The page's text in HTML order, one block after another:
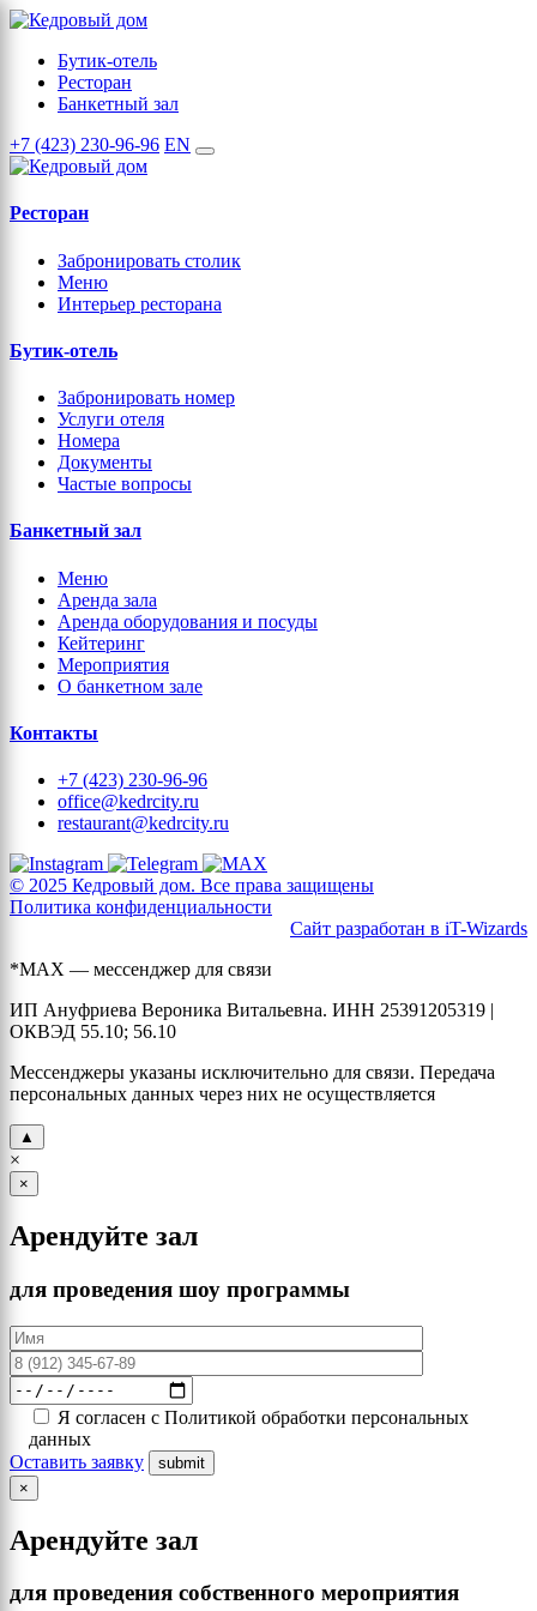
Бутик-отель
Ресторан
Банкетный зал
+7 (423) 230-96-96 EN
Ресторан
Забронировать столик
Меню
Интерьер ресторана
Бутик-отель
Забронировать номер
Услуги отеля
Номера
Документы
Частые вопросы
Банкетный зал
Меню
Аренда зала
Аренда оборудования и посуды
Кейтеринг
Мероприятия
О банкетном зале
Контакты
+7 (423) 230-96-96
office@kedrcity.ru
restaurant@kedrcity.ru
© 2025 Кедровый дом. Все права защищены
Политика конфиденциальности
Сайт разработан в iT-Wizards
*MAX — мессенджер для связи
ИП Ануфриева Вероника Витальевна. ИНН 25391205319 |
ОКВЭД 55.10; 56.10
Мессенджеры указаны исключительно для связи. Передача
персональных данных через них не осуществляется
▲
×
×
Арендуйте зал
для проведения шоу программы
Я согласен с Политикой обработки персональных
данных
Оставить заявку
×
Арендуйте зал
для проведения собственного мероприятия